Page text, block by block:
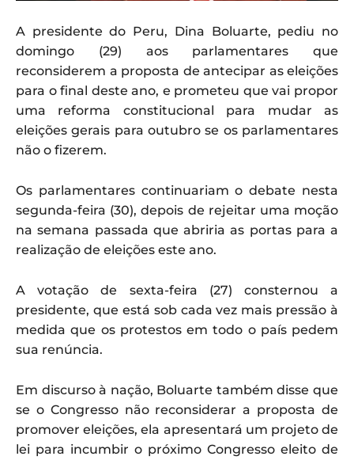
A presidente do Peru, Dina Boluarte, pediu no
domingo (29) aos parlamentares que
reconsiderem a proposta de antecipar as eleições
para o final deste ano, e prometeu que vai propor
uma reforma constitucional para mudar as
eleições gerais para outubro se os parlamentares
não o fizerem.
Os parlamentares continuariam o debate nesta
segunda-feira (30), depois de rejeitar uma moção
na semana passada que abriria as portas para a
realização de eleições este ano.
A votação de sexta-feira (27) consternou a
presidente, que está sob cada vez mais pressão à
medida que os protestos em todo o país pedem
sua renúncia.
Em discurso à nação, Boluarte também disse que
se o Congresso não reconsiderar a proposta de
promover eleições, ela apresentará um projeto de
lei para incumbir o próximo Congresso eleito de